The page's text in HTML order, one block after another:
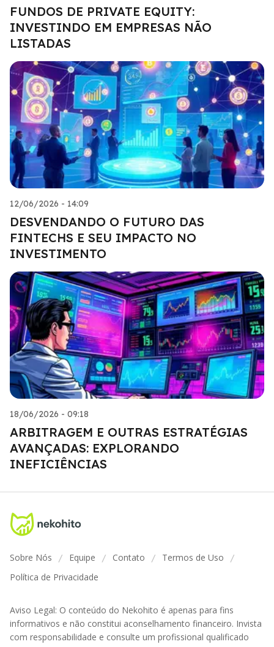
FUNDOS DE PRIVATE EQUITY:
INVESTINDO EM EMPRESAS NÃO
LISTADAS
12/06/2026 - 14:09
DESVENDANDO O FUTURO DAS
FINTECHS E SEU IMPACTO NO
INVESTIMENTO
18/06/2026 - 09:18
ARBITRAGEM E OUTRAS ESTRATÉGIAS
AVANÇADAS: EXPLORANDO
INEFICIÊNCIAS
Sobre Nós / Equipe / Contato / Termos de Uso /
Política de Privacidade
Aviso Legal: O conteúdo do Nekohito é apenas para fins
informativos e não constitui aconselhamento financeiro. Invista
com responsabilidade e consulte um profissional qualificado